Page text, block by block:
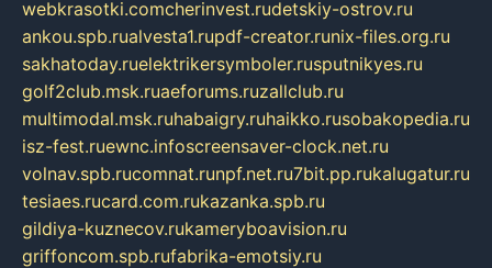
webkrasotki.comcherinvest.rudetskiy-ostrov.ru
ankou.spb.rualvesta1.rupdf-creator.runix-files.org.ru
sakhatoday.ruelektrikersymboler.rusputnikyes.ru
golf2club.msk.ruaeforums.ruzallclub.ru
multimodal.msk.ruhabaigry.ruhaikko.rusobakopedia.ru
isz-fest.ruewnc.infoscreensaver-clock.net.ru
volnav.spb.rucomnat.runpf.net.ru7bit.pp.rukalugatur.ru
tesiaes.rucard.com.rukazanka.spb.ru
gildiya-kuznecov.rukameryboavision.ru
griffoncom.spb.rufabrika-emotsiy.ru